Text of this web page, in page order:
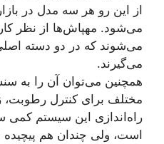
از این رو هر سه مدل در
می‌شود. مهپاش‌ها از نظر
می‌شوند که در دو دسته
می‌گیرند.
همچنین می‌توان آن را به
مختلف برای کنترل رطوبت،
راه‌اندازی این سیستم کمی
است، ولی چندان هم